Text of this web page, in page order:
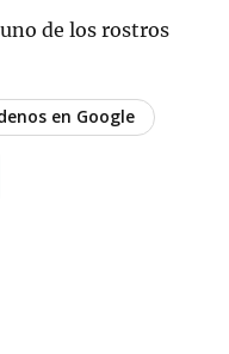
de los rostros
en Google